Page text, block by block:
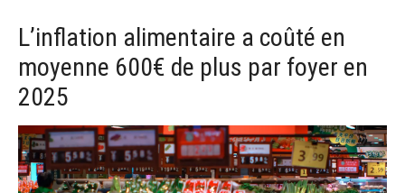
L’inflation alimentaire a coûté en
moyenne 600€ de plus par foyer en
2025